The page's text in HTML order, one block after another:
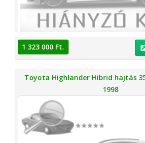
1 323 000 Ft.
Toyota Highlander Hibrid hajtás
1998